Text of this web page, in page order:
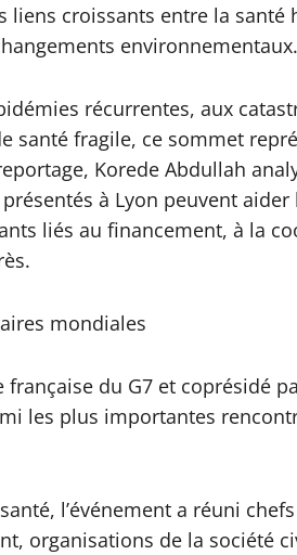
croissants entre la santé
environnementaux.
récurrentes, aux
santé fragile, ce sommet
Korede Abdullah
à Lyon peuvent
liés au financement, à la
mondiales
du G7 et coprésidé
les plus importantes
l’événement a réuni
organisations de la société